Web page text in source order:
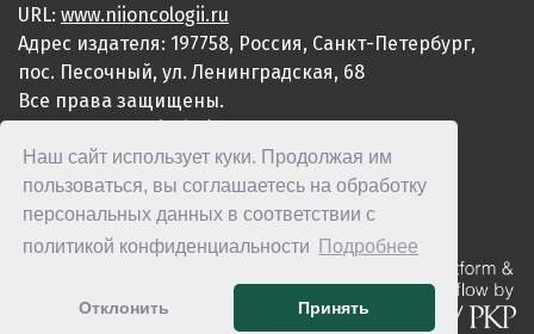
Наш сайт использует куки. Продолжая им
пользоваться, вы соглашаетесь на обработку
персональных данных в соответствии с
политикой конфиденциальности
Подробнее
Отклонить Принять
URL: www.niioncologii.ru
Адрес издателя: 197758, Россия, Санкт-Петербург,
пос. Песочный, ул. Ленинградская, 68
Все права защищены.
ISSN 2949-4915 (Online)